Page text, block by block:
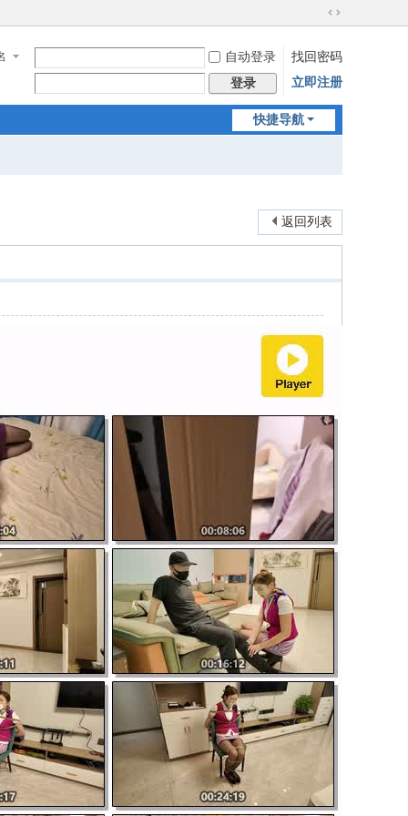
切
到
宽
自动登录
找回密码
登录
立即注册
快捷导航
返回列表